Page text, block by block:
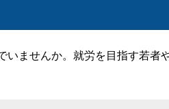
ませんか。就労を目指す若者